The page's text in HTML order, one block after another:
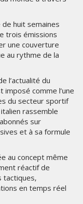
huit semaines
trois émissions
une couverture
au rythme de la
l’actualité du
imposé comme l’une
du secteur sportif
rassemble
sur
et à sa formule
au concept même
réactif de
tactiques,
en temps réel